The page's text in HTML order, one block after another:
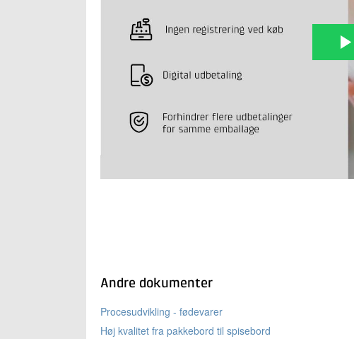
Andre dokumenter
Procesudvikling - fødevarer
Høj kvalitet fra pakkebord til spisebord